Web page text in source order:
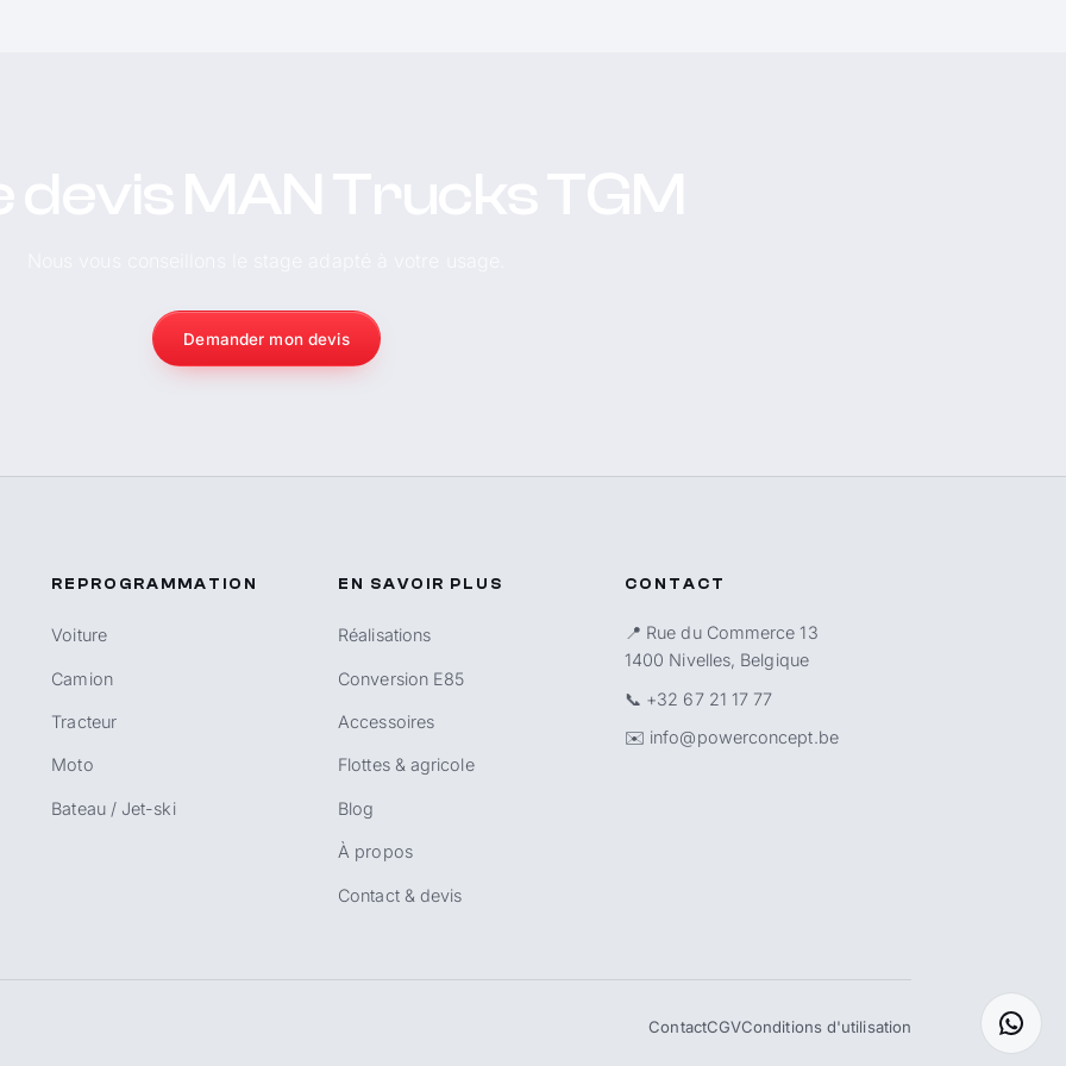
Demander mon devis
REPROGRAMMATION
Voiture
Camion
Tracteur
Moto
Bateau / Jet-ski
EN SAVOIR PLUS
Réalisations
Conversion E85
Accessoires
Flottes & agricole
Blog
À propos
Contact & devis
CONTACT
📍 Rue du Commerce 13
1400 Nivelles, Belgique
📞 +32 67 21 17 77
✉️ info@powerconcept.be
ContactCGVConditions d'utilisation